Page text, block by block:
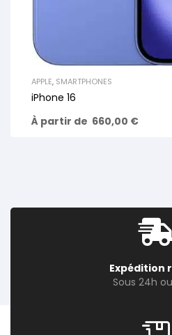
APPLE, SMARTPHONES
iPhone 16
À partir de 660,00 €
Expédition
Sous 24h